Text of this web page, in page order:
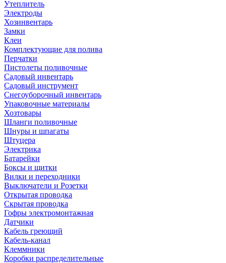
Утеплитель
Электроды
Хозинвентарь
Замки
Клеи
Комплектующие для полива
Перчатки
Пистолеты поливочные
Садовый инвентарь
Садовый инструмент
Снегоуборочный инвентарь
Упаковочные материалы
Хозтовары
Шланги поливочные
Шнуры и шпагаты
Штуцера
Электрика
Батарейки
Боксы и щитки
Вилки и переходники
Выключатели и Розетки
Открытая проводка
Скрытая проводка
Гофры электромонтажная
Датчики
Кабель греющий
Кабель-канал
Клеммники
Коробки распределительные